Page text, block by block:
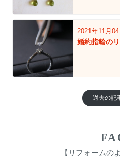
2021年11月04
婚約指輪の
過去の記
【リフォームの